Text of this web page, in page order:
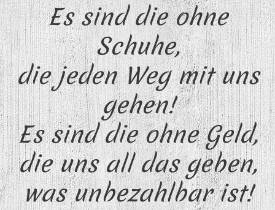
Es sind die ohne
Schuhe,
die jeden Weg mit uns
gehen!
Es sind die ohne Geld,
die uns all das geben,
was unbezahlbar ist!